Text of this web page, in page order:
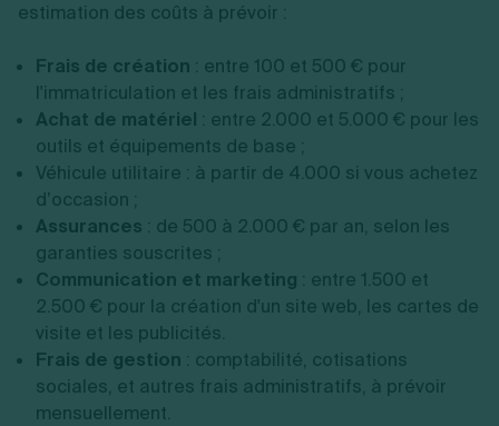
estimation des coûts à prévoir :
Frais de création : entre 100 et 500 € pour
l'immatriculation et les frais administratifs ;
Achat de matériel : entre 2.000 et 5.000 € pour les
outils et équipements de base ;
Véhicule utilitaire : à partir de 4.000 si vous achetez
d’occasion ;
Assurances : de 500 à 2.000 € par an, selon les
garanties souscrites ;
Communication et marketing : entre 1.500 et
2.500 € pour la création d'un site web, les cartes de
visite et les publicités.
Frais de gestion : comptabilité, cotisations
sociales, et autres frais administratifs, à prévoir
mensuellement.